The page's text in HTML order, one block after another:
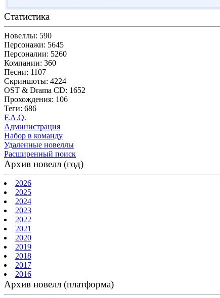
Статистика
Новеллы: 590
Персонажи: 5645
Персоналии: 5260
Компании: 360
Песни: 1107
Скриншоты: 4224
OST & Drama CD: 1652
Прохождения: 106
Теги: 686
F.A.Q.
Администрация
Набор в команду
Удаленные новеллы
Расширенный поиск
Архив новелл (год)
2026
2025
2024
2023
2022
2021
2020
2019
2018
2017
2016
Архив новелл (платформа)